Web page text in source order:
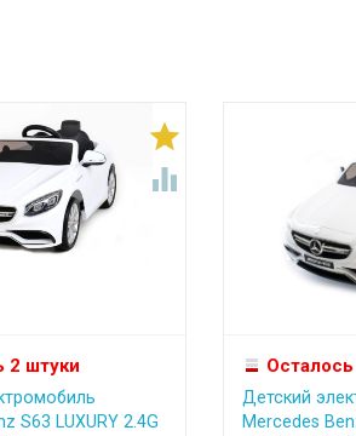


2 штуки
S63 LUXURY 2.4G
Детский
Mercedes